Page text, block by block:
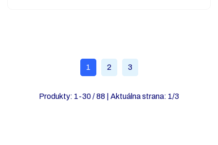
1 2 3
Produkty: 1-30/88 | Aktuálna strana: 1/3